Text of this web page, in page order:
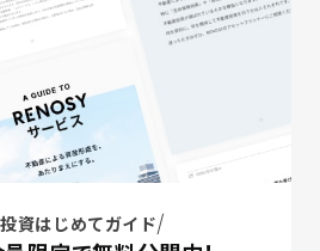
資はじめてガイド